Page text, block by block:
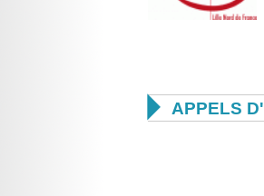
 APPELS